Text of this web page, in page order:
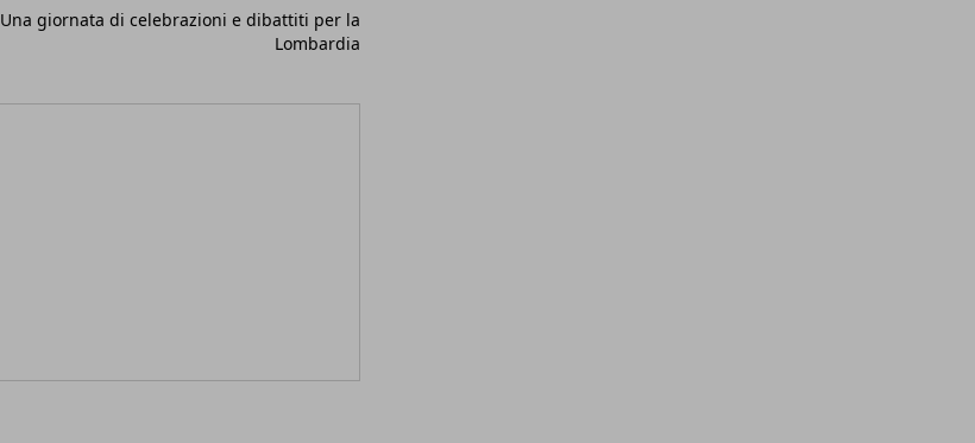
Una giornata di celebrazioni e dibattiti per la
Lombardia